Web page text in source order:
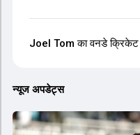
Joel Tom का वनडे क्रिकेट
न्यूज अपडेट्स